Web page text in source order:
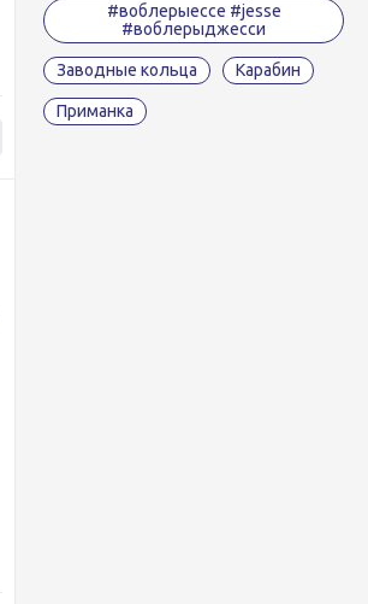
#воблерыессе #jesse
#воблерыджесси
Заводные кольца Карабин
Приманка